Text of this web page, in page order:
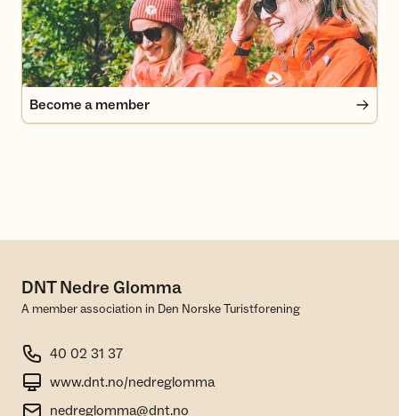
Become a member
DNT Nedre Glomma
A member association in Den Norske Turistforening
40 02 31 37
www.dnt.no/nedreglomma
nedreglomma@dnt.no